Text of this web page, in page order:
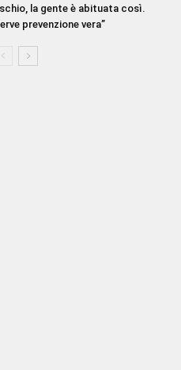
la gente è abituata così.
prevenzione vera”